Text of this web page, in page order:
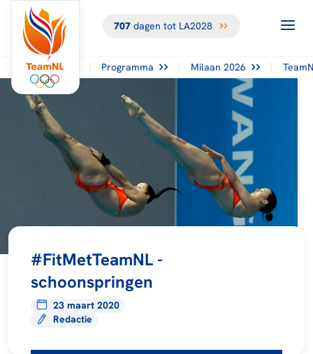
707dagen tot LA2028
Programma Milaan 2026
#FitMetTeamNL -
schoonspringen
23 maart 2020
Redactie